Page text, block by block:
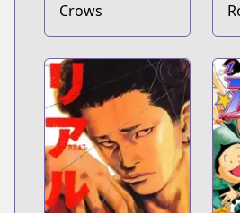
Crows